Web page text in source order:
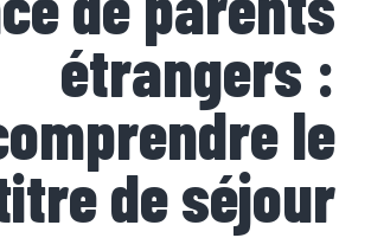
étrangers :
le
de séjour